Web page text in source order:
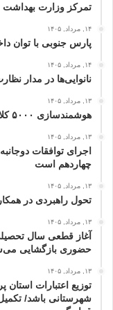
تمرکز وزارت
۱۴, مرداد, ۱۴۰۵
پارس جنوبی با توان
۱۴, مرداد, ۱۴۰۵
نانوایی‌ها در مدار
۱۳, مرداد, ۱۴۰۵
هوشمندسازی ۵۰۰۰ کلاس درس با جدیدترین فناوری‌های آموزشی
۱۳, مرداد, ۱۴۰۵
اجرای توافقات
چهاردهم است
۱۳, مرداد, ۱۴۰۵
تحول راهبردی در
۱۳, مرداد, ۱۴۰۵
آغاز قطعی سال
حضوری بازگشایی
۱۳, مرداد, ۱۴۰۵
توزیع اعتبارات
شهرستانی باشد/